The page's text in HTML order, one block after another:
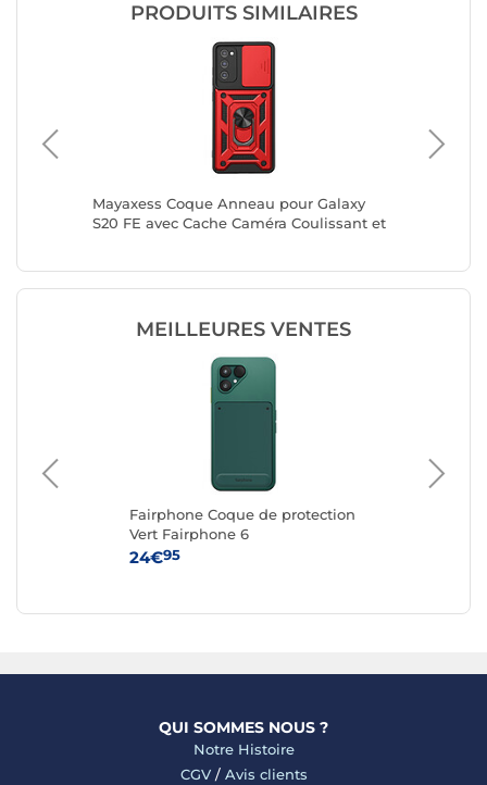
PRODUITS SIMILAIRES
Mayaxess Coque Anneau pour Galaxy
S20 FE avec Cache Caméra Coulissant et
MEILLEURES VENTES
Fairphone Coque de protection
Vert Fairphone 6
24€95
QUI SOMMES NOUS ?
Notre Histoire
CGV/ Avis clients